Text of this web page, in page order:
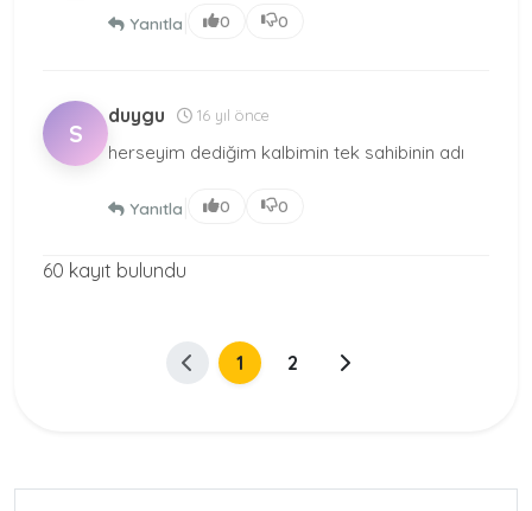
Yanıtla 0 0
S
duygu 16 yıl önce
herseyim dediğim kalbimin tek sahibinin adı
Yanıtla 0 0
60 kayıt bulundu
1 2